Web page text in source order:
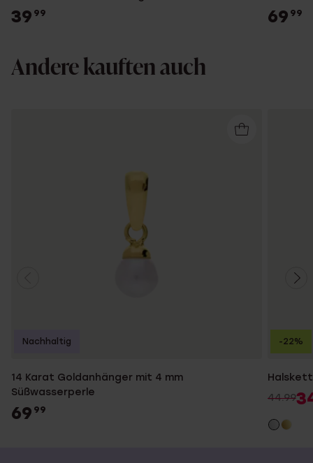
39 99 69 99
Andere kauften auch
14 Karat Goldanhänger mit 4 mm
Süßwasserperle
69 99
Nachhaltig
44.99
-22%